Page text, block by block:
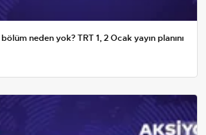
neden yok? TRT 1, 2 Ocak yayın planını